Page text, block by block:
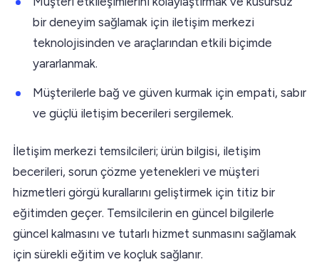
bir deneyim sağlamak için iletişim merkezi
teknolojisinden ve araçlarından etkili biçimde
yararlanmak.
Müşterilerle bağ ve güven kurmak için empati, sabır
ve güçlü iletişim becerileri sergilemek.
İletişim merkezi temsilcileri; ürün bilgisi, iletişim
becerileri, sorun çözme yetenekleri ve müşteri
hizmetleri görgü kurallarını geliştirmek için titiz bir
eğitimden geçer. Temsilcilerin en güncel bilgilerle
güncel kalmasını ve tutarlı hizmet sunmasını sağlamak
için sürekli eğitim ve koçluk sağlanır.